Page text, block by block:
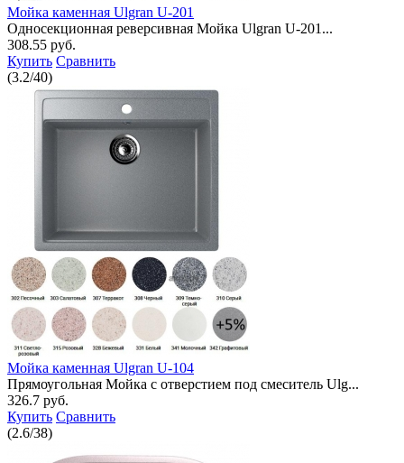
Мойка каменная Ulgran U-201
Односекционная реверсивная Мойка Ulgran U-201...
308.55 руб.
Купить Сравнить
(3.2/40)
Мойка каменная Ulgran U-104
Прямоугольная Мойка с отверстием под смеситель Ulg...
326.7 руб.
Купить Сравнить
(2.6/38)